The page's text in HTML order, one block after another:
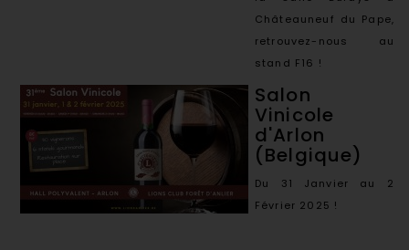
Châteauneuf du Pape,
retrouvez-nous au
stand F16 !
Salon
Vinicole
d'Arlon
(Belgique)
Du 31 Janvier au 2
Février 2025 !